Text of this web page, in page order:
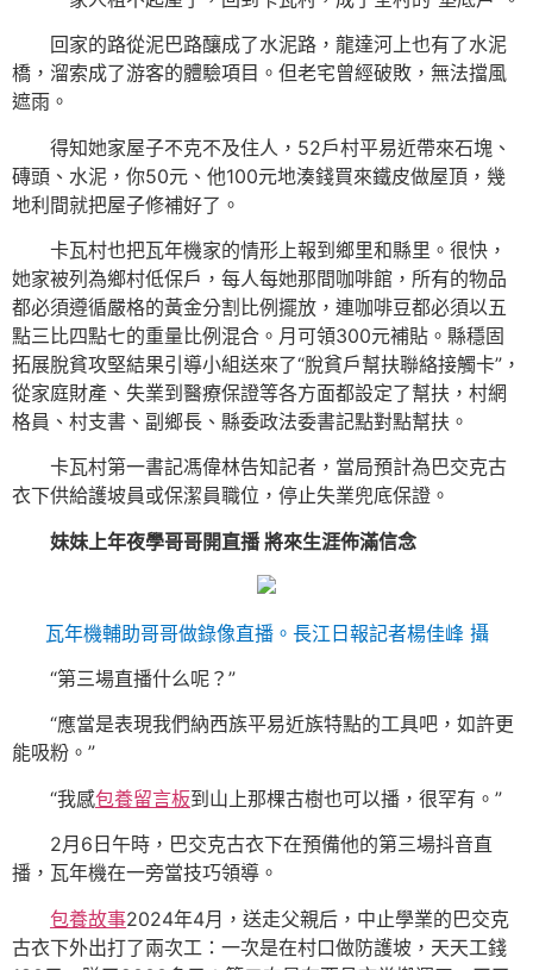
回家的路從泥巴路釀成了水泥路，龍達河上也有了水泥
橋，溜索成了游客的體驗項目。但老宅曾經破敗，無法擋風
遮雨。
得知她家屋子不克不及住人，52戶村平易近帶來石塊、
磚頭、水泥，你50元、他100元地湊錢買來鐵皮做屋頂，幾
地利間就把屋子修補好了。
卡瓦村也把瓦年機家的情形上報到鄉里和縣里。很快，
她家被列為鄉村低保戶，每人每她那間咖啡館，所有的物品
都必須遵循嚴格的黃金分割比例擺放，連咖啡豆都必須以五
點三比四點七的重量比例混合。月可領300元補貼。縣穩固
拓展脫貧攻堅結果引導小組送來了“脫貧戶幫扶聯絡接觸卡”，
從家庭財產、失業到醫療保證等各方面都設定了幫扶，村網
格員、村支書、副鄉長、縣委政法委書記點對點幫扶。
卡瓦村第一書記馮偉林告知記者，當局預計為巴交克古
衣下供給護坡員或保潔員職位，停止失業兜底保證。
妹妹上年夜學哥哥開直播 將來生涯佈滿信念
瓦年機輔助哥哥做錄像直播。長江日報記者楊佳峰 攝
“第三場直播什么呢？”
“應當是表現我們納西族平易近族特點的工具吧，如許更
能吸粉。”
“我感包養留言板到山上那棵古樹也可以播，很罕有。”
2月6日午時，巴交克古衣下在預備他的第三場抖音直
播，瓦年機在一旁當技巧領導。
包養故事2024年4月，送走父親后，中止學業的巴交克
古衣下外出打了兩次工：一次是在村口做防護坡，天天工錢